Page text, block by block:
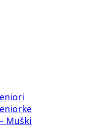
Muški